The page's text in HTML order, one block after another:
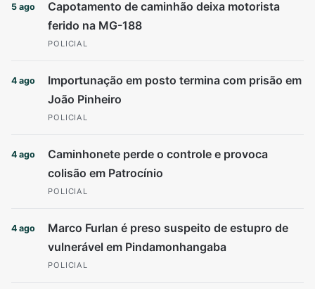
5 ago
Capotamento de caminhão deixa motorista
ferido na MG-188
POLICIAL
4 ago
Importunação em posto termina com prisão em
João Pinheiro
POLICIAL
4 ago
Caminhonete perde o controle e provoca
colisão em Patrocínio
POLICIAL
4 ago
Marco Furlan é preso suspeito de estupro de
vulnerável em Pindamonhangaba
POLICIAL